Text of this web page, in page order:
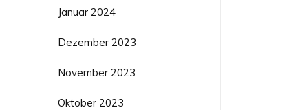
Januar 2024
Dezember 2023
November 2023
Oktober 2023